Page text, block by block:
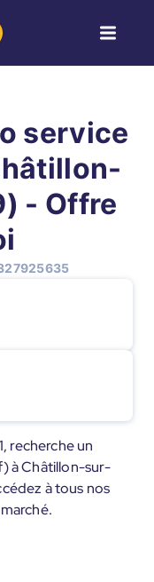
service
- Offre
recherche un
à Châtillon-sur-
à tous nos